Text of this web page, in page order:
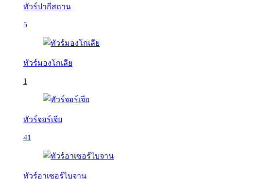
ทัวร์ปากีสถาน
5
ทัวร์มองโกเลีย
1
ทัวร์จอร์เจีย
41
ทัวร์อาเซอร์ไบจาน